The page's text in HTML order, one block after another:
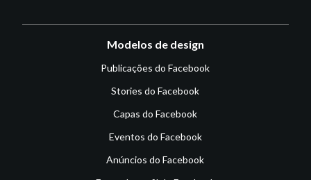
Modelos de design
Publicações do Facebook
Stories do Facebook
Capas do Facebook
Eventos do Facebook
Anúncios do Facebook